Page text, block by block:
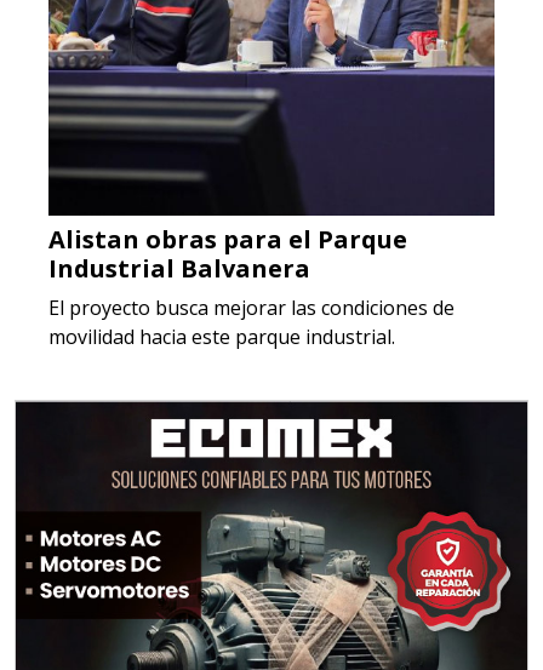
Alistan obras para el Parque
Industrial Balvanera
El proyecto busca mejorar las condiciones de
movilidad hacia este parque industrial.